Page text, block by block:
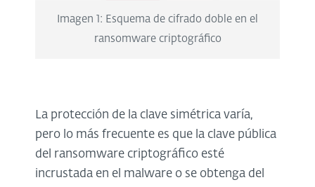
Imagen 1: Esquema de cifrado doble en el
ransomware criptográfico
La protección de la clave simétrica varía,
pero lo más frecuente es que la clave pública
del ransomware criptográfico esté
incrustada en el malware o se obtenga del